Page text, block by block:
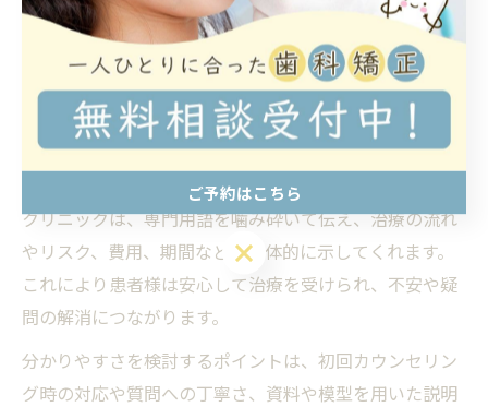
断することで、安心して治療を任せられる歯科医院を選
矯正歯科の説明の分かりやすさを検討する
矯正歯科治療において、患者様が治療内容を正しく理解
し納得することは非常に重要です。説明が分かりやすい
クリニックは、専門用語を噛み砕いて伝え、治療の流れ
やリスク、費用、期間などを具体的に示してくれます。
これにより患者様は安心して治療を受けられ、不安や疑
問の解消につながります。
分かりやすさを検討するポイントは、初回カウンセリン
グ時の対応や質問への丁寧さ、資料や模型を用いた説明
ご予約はこちら
ご予約はこちら